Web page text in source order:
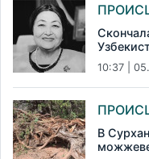
10:37 |
В